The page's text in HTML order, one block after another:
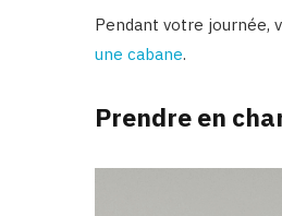
Pendant votre journée,
une cabane.
Prendre en